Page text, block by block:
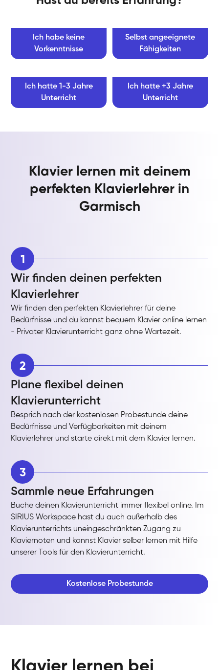
Ich habe keine
Vorkenntnisse
Selbst angeeignete
Fähigkeiten
Ich hatte 1-3 Jahre
Unterricht
Ich hatte +3 Jahre
Unterricht
Klavier lernen mit deinem
perfekten Klavierlehrer in
Garmisch
1
Wir finden deinen perfekten
Klavierlehrer
Wir finden den perfekten Klavierlehrer für deine
Bedürfnisse und du kannst bequem Klavier online lernen
- Privater Klavierunterricht ganz ohne Wartezeit.
2
Plane flexibel deinen
Klavierunterricht
Besprich nach der kostenlosen Probestunde deine
Bedürfnisse und Verfügbarkeiten mit deinem
Klavierlehrer und starte direkt mit dem Klavier lernen.
3
Sammle neue Erfahrungen
Buche deinen Klavierunterricht immer flexibel online. Im
SIRIUS Workspace hast du auch außerhalb des
Klavierunterrichts uneingeschränkten Zugang zu
Klaviernoten und kannst Klavier selber lernen mit Hilfe
unserer Tools für den Klavierunterricht.
Kostenlose Probestunde